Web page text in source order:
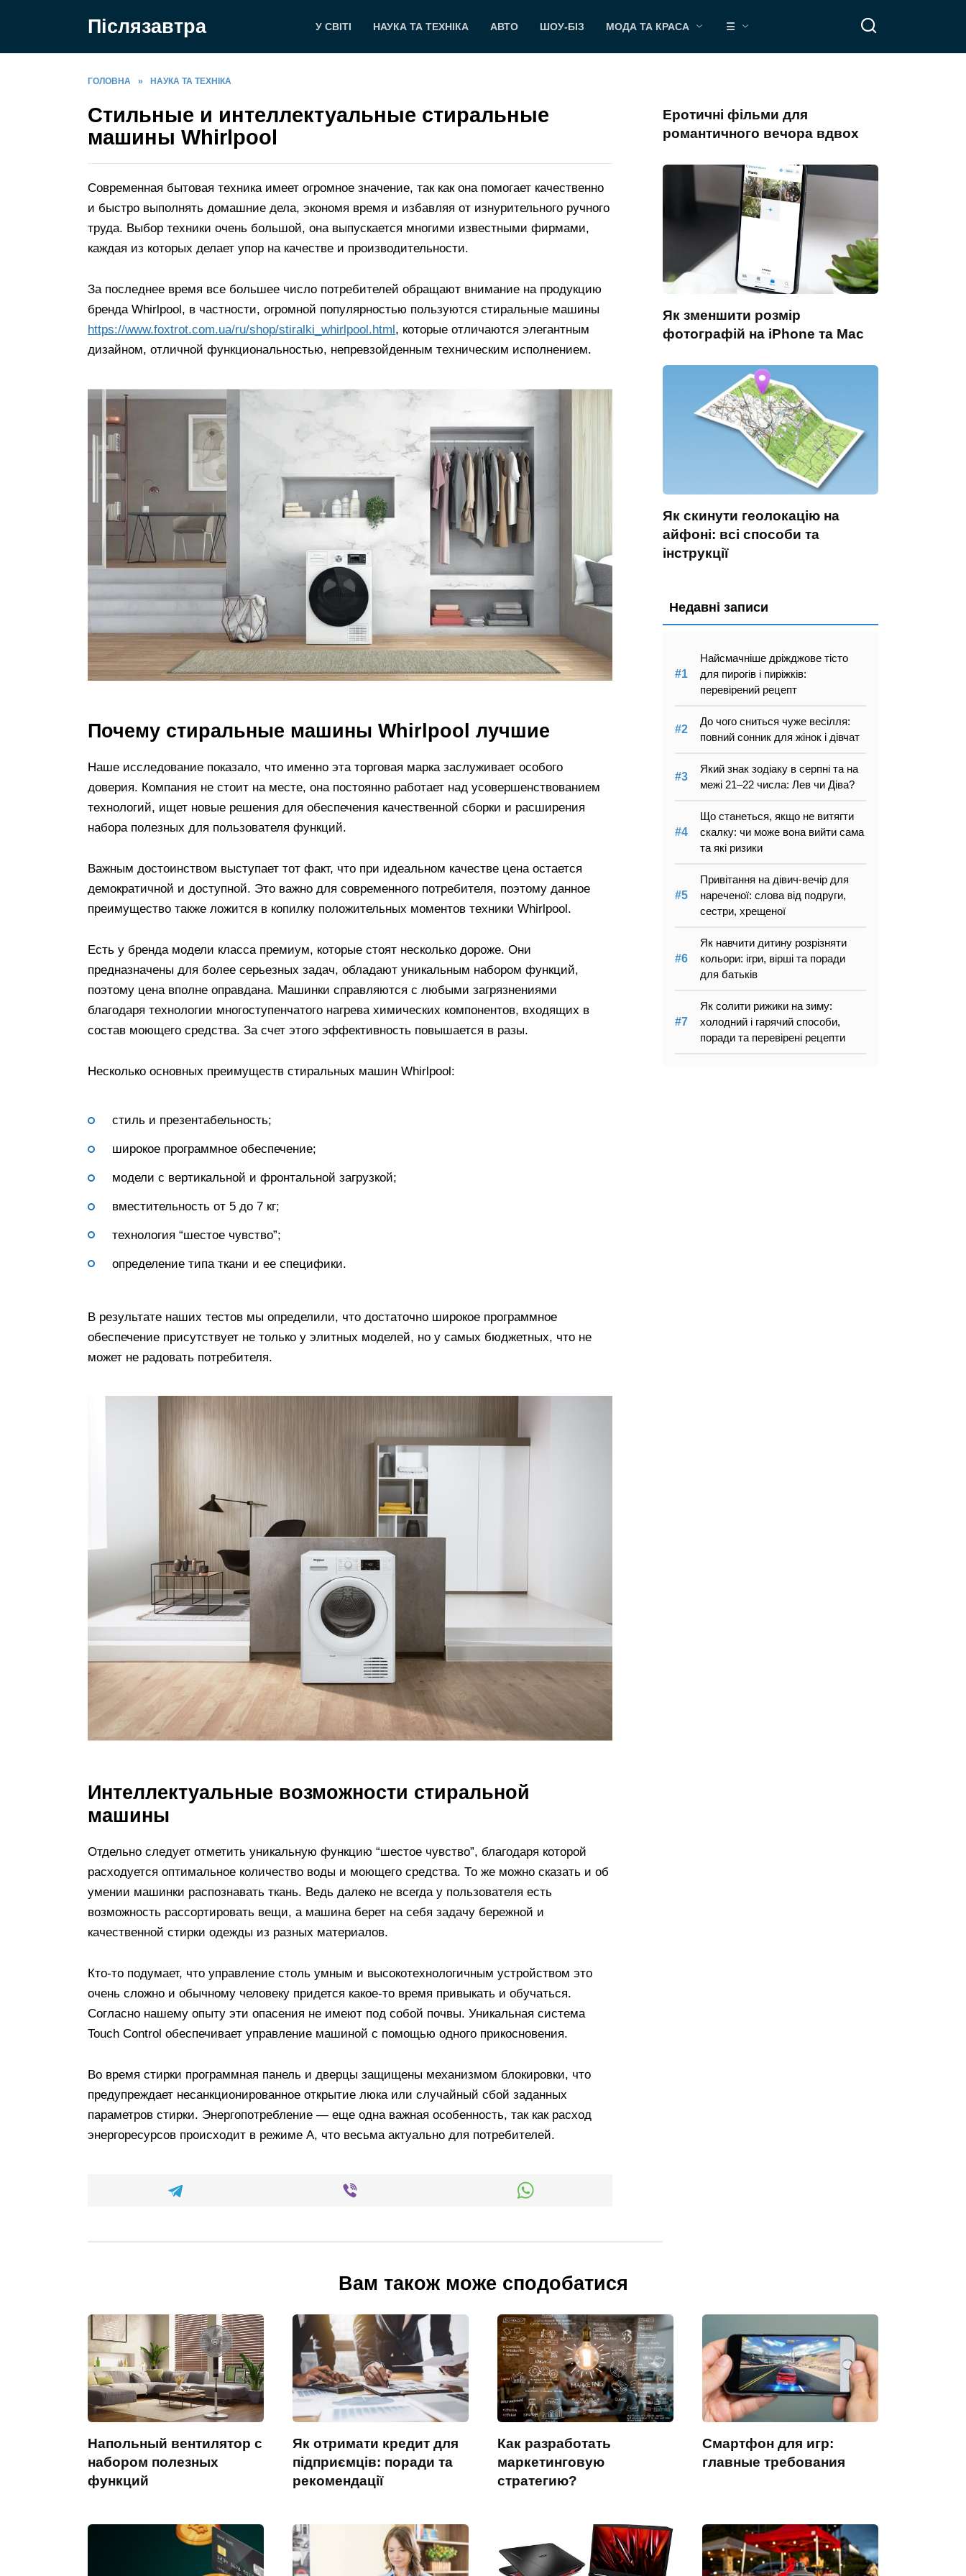
Післязавтра У СВІТІ НАУКА ТА ТЕХНІКА АВТО ШОУ-БІЗ МОДА ТА КРАСА ☰
ГОЛОВНА » НАУКА ТА ТЕХНІКА
Стильные и интеллектуальные стиральные
машины Whirlpool
Современная бытовая техника имеет огромное значение, так как она помогает качественно
и быстро выполнять домашние дела, экономя время и избавляя от изнурительного ручного
труда. Выбор техники очень большой, она выпускается многими известными фирмами,
каждая из которых делает упор на качестве и производительности.
За последнее время все большее число потребителей обращают внимание на продукцию
бренда Whirlpool, в частности, огромной популярностью пользуются стиральные машины
https://www.foxtrot.com.ua/ru/shop/stiralki_whirlpool.html, которые отличаются элегантным
дизайном, отличной функциональностью, непревзойденным техническим исполнением.
Почему стиральные машины Whirlpool лучшие
Наше исследование показало, что именно эта торговая марка заслуживает особого
доверия. Компания не стоит на месте, она постоянно работает над усовершенствованием
технологий, ищет новые решения для обеспечения качественной сборки и расширения
набора полезных для пользователя функций.
Важным достоинством выступает тот факт, что при идеальном качестве цена остается
демократичной и доступной. Это важно для современного потребителя, поэтому данное
преимущество также ложится в копилку положительных моментов техники Whirlpool.
Есть у бренда модели класса премиум, которые стоят несколько дороже. Они
предназначены для более серьезных задач, обладают уникальным набором функций,
поэтому цена вполне оправдана. Машинки справляются с любыми загрязнениями
благодаря технологии многоступенчатого нагрева химических компонентов, входящих в
состав моющего средства. За счет этого эффективность повышается в разы.
Несколько основных преимуществ стиральных машин Whirlpool:
стиль и презентабельность;
широкое программное обеспечение;
модели с вертикальной и фронтальной загрузкой;
вместительность от 5 до 7 кг;
технология “шестое чувство”;
определение типа ткани и ее специфики.
В результате наших тестов мы определили, что достаточно широкое программное
обеспечение присутствует не только у элитных моделей, но у самых бюджетных, что не
может не радовать потребителя.
Интеллектуальные возможности стиральной
машины
Отдельно следует отметить уникальную функцию “шестое чувство”, благодаря которой
расходуется оптимальное количество воды и моющего средства. То же можно сказать и об
умении машинки распознавать ткань. Ведь далеко не всегда у пользователя есть
возможность рассортировать вещи, а машина берет на себя задачу бережной и
качественной стирки одежды из разных материалов.
Кто-то подумает, что управление столь умным и высокотехнологичным устройством это
очень сложно и обычному человеку придется какое-то время привыкать и обучаться.
Согласно нашему опыту эти опасения не имеют под собой почвы. Уникальная система
Touch Control обеспечивает управление машиной с помощью одного прикосновения.
Во время стирки программная панель и дверцы защищены механизмом блокировки, что
предупреждает несанкционированное открытие люка или случайный сбой заданных
параметров стирки. Энергопотребление — еще одна важная особенность, так как расход
энергоресурсов происходит в режиме А, что весьма актуально для потребителей.
Еротичні фільми для
романтичного вечора вдвох
Як зменшити розмір
фотографій на iPhone та Mac
Як скинути геолокацію на
айфоні: всі способи та
інструкції
Недавні записи
Найсмачніше дріжджове тісто
для пирогів і пиріжків:
перевірений рецепт
До чого сниться чуже весілля:
повний сонник для жінок і дівчат
Який знак зодіаку в серпні та на
межі 21–22 числа: Лев чи Діва?
Що станеться, якщо не витягти
скалку: чи може вона вийти сама
та які ризики
Привітання на дівич-вечір для
нареченої: слова від подруги,
сестри, хрещеної
Як навчити дитину розрізняти
кольори: ігри, вірші та поради
для батьків
Як солити рижики на зиму:
холодний і гарячий способи,
поради та перевірені рецепти
Вам також може сподобатися
Напольный вентилятор с
набором полезных
функций
Як отримати кредит для
підприємців: поради та
рекомендації
Как разработать
маркетинговую
стратегию?
Смартфон для игр:
главные требования